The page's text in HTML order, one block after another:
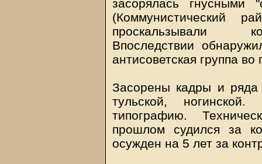
засорялась гнусными
(Коммунистический
проскальзывали
Впоследствии
антисоветская группа
Засорены кадры и ряда
тульской,
типографию.
прошлом судился за
осужден на 5 лет за